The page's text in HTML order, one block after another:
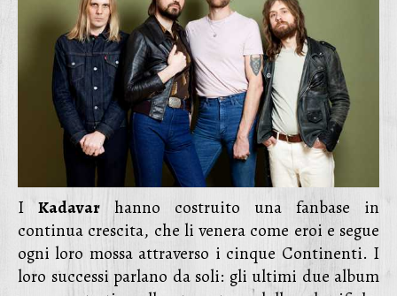
IKadavar hanno costruito una fanbase in
continua crescita, che li venera come eroi e segue
ogni loro mossa attraverso i cinque Continenti. I
loro successi parlano da soli: gli ultimi due album